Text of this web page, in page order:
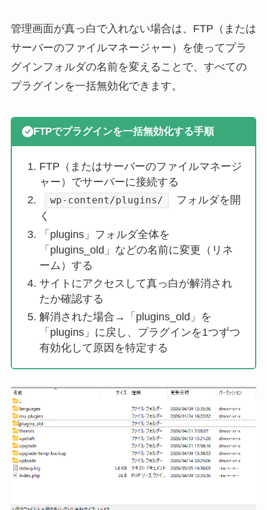
管理画面が真っ白で入れない場合は、FTP（または
サーバーのファイルマネージャー）を使ってプラ
グインフォルダの名前を変えることで、すべての
プラグインを一括無効化できます。
FTPでプラグインを一括無効化する手順
FTP（またはサーバーのファイルマネージ
ャー）でサーバーに接続する
wp-content/plugins/
フォルダを開
く
「plugins」フォルダ全体を
「plugins_old」などの名前に変更（リネ
ーム）する
サイトにアクセスして真っ白が解消され
たか確認する
解消された場合→「plugins_old」を
「plugins」に戻し、プラグインを1つずつ
有効化して原因を特定する